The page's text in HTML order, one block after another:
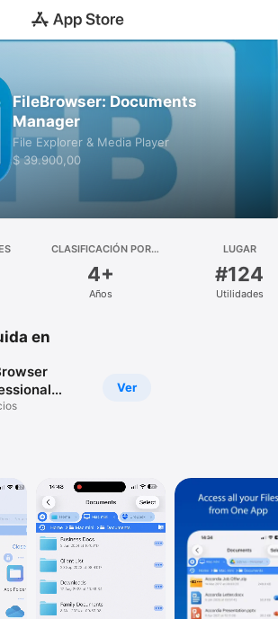
FileBrowser: Documents
Manager
File Explorer & Media Player
$ 39.900,00
CLASIFICACIÓN POR
4+
Años
LUGAR
#124
Utilidades
en
Ver